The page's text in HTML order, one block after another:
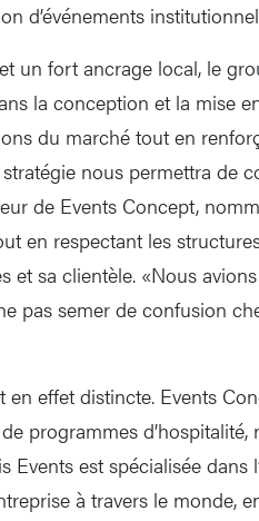
d’événements
un fort ancrage local, le
la conception et la mise
du marché tout en
stratégie nous permettra de
de Events Concept,
en respectant les
et sa clientèle. «Nous
pas semer de confusion
en effet distincte. Events
programmes
Events est spécialisée dans
à travers le monde,